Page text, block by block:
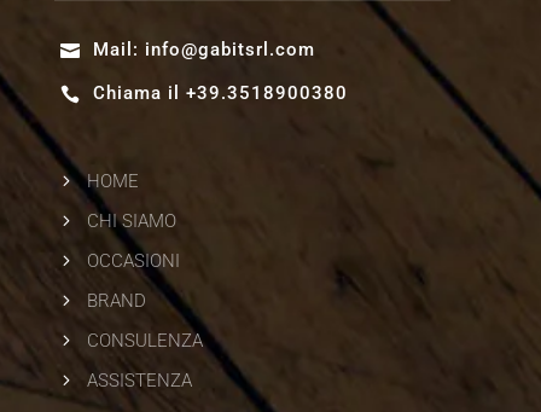
 Mail: info@gabitsrl.com
 Chiama il +39.3518900380
5 HOME
5
CHI SIAMO
5
OCCASIONI
5
BRAND
5
CONSULENZA
5
ASSISTENZA